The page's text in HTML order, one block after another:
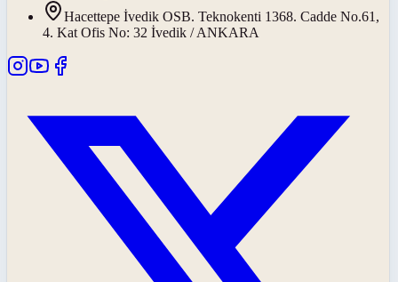
Hacettepe İvedik OSB. Teknokenti 1368. Cadde No.61,
4. Kat Ofis No: 32 İvedik / ANKARA